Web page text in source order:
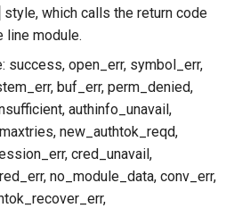
style, which calls the return code
line module.
success, open_err, symbol_err,
buf_err, perm_denied,
authinfo_unavail,
new_authtok_reqd,
cred_unavail,
no_module_data, conv_err,